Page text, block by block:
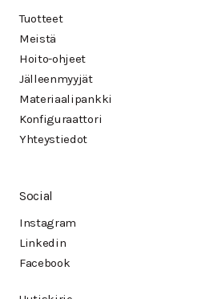
Tuotteet
Meistä
Hoito-ohjeet
Jälleenmyyjät
Materiaalipankki
Konfiguraattori
Yhteystiedot
Social
Instagram
Linkedin
Facebook